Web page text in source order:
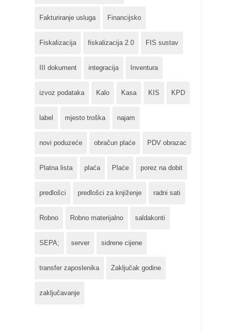
Fakturiranje usluga Financijsko
Fiskalizacija fiskalizacija 2.0 FIS sustav
III dokument integracija Inventura
izvoz podataka Kalo Kasa KIS KPD
label mjesto troška najam
novi poduzeće obračun plaće PDV obrazac
Platna lista plaća Plaće porez na dobit
predlošci predlošci za knjiženje radni sati
Robno Robno materijalno saldakonti
SEPA; server sidrene cijene
transfer zaposlenika Zaključak godine
zaključavanje